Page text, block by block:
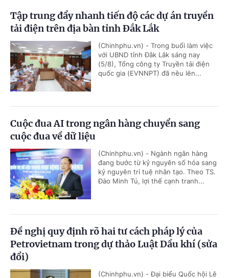
Tập trung đẩy nhanh tiến độ các dự án truyền
tải điện trên địa bàn tỉnh Đắk Lắk
(Chinhphu.vn) - Trong buổi làm việc
với UBND tỉnh Đắk Lắk sáng nay
(5/8), Tổng công ty Truyền tải điện
quốc gia (EVNNPT) đã nêu lên...
Cuộc đua AI trong ngân hàng chuyển sang
cuộc đua về dữ liệu
(Chinhphu.vn) - Ngành ngân hàng
đang bước từ kỷ nguyên số hóa sang
kỷ nguyên trí tuệ nhân tạo. Theo TS.
Đào Minh Tú, lợi thế cạnh tranh...
Đề nghị quy định rõ hai tư cách pháp lý của
Petrovietnam trong dự thảo Luật Dầu khí (sửa
đổi)
(Chinhphu.vn) - Đại biểu Quốc hội Lê